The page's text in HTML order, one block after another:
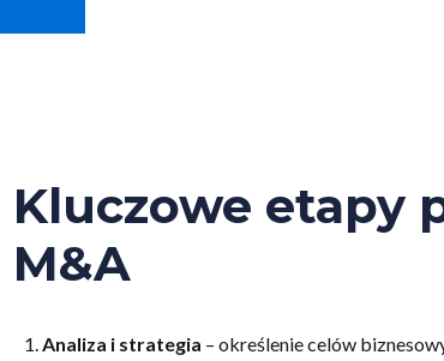
Kluczowe etapy
M&A
Analiza i strategia – określenie celów